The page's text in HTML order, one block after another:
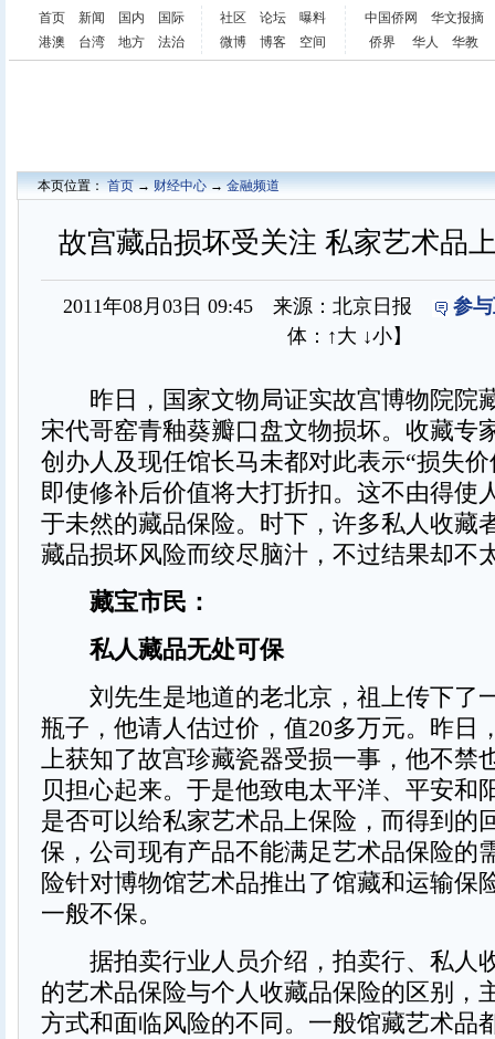
首页 新闻 国内
国际
港澳
台湾 地方 法治
社区 论坛
曝料
微博
博客 空间
中国侨网
华文报摘
侨界
华人 华教
本页位置：首页→财经中心→金融频道
故宫藏品损坏受关注 私家艺术品
2011年08月03日 09:45 来源：北京日报
参
体： ↑大 ↓小】
昨日，国家文物局证实故宫博物院院
宋代哥窑青釉葵瓣口盘文物损坏。收藏专
创办人及现任馆长马未都对此表示“损失
即使修补后价值将大打折扣。这不由得使
于未然的藏品保险。时下，许多私人收藏
藏品损坏风险而绞尽脑汁，不过结果却不
藏宝市民：
私人藏品无处可保
刘先生是地道的老北京，祖上传下了
瓶子，他请人估过价，值20多万元。昨日
上获知了故宫珍藏瓷器受损一事，他不禁
贝担心起来。于是他致电太平洋、平安和
是否可以给私家艺术品上保险，而得到的
保，公司现有产品不能满足艺术品保险的
险针对博物馆艺术品推出了馆藏和运输保
一般不保。
据拍卖行业人员介绍，拍卖行、私人
的艺术品保险与个人收藏品保险的区别，
方式和面临风险的不同。一般馆藏艺术品